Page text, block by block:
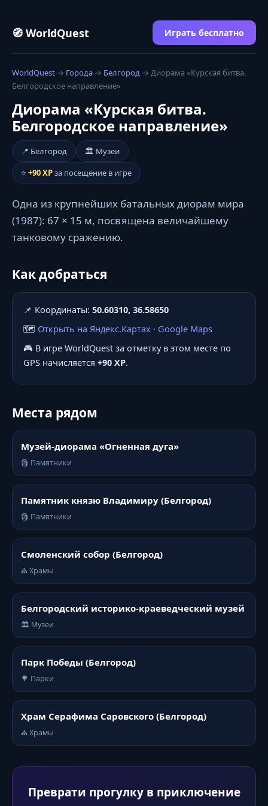
🧭 WorldQuest Играть бесплатно
WorldQuest → Города → Белгород → Диорама «Курская битва.
Белгородское направление»
Диорама «Курская битва.
Белгородское направление»
📍 Белгород
🏛️ Музеи
⭐ +90 XPза посещение в игре
Одна из крупнейших батальных диорам мира
(1987): 67 × 15 м, посвящена величайшему
танковому сражению.
Как добраться
📌 Координаты: 50.60310, 36.58650
🗺️ Открыть на Яндекс.Картах · Google Maps
🎮 В игре WorldQuest за отметку в этом месте по
GPS начисляется +90 XP.
Места рядом
Музей-диорама «Огненная дуга»
🗿 Памятники
Памятник князю Владимиру (Белгород)
🗿 Памятники
Смоленский собор (Белгород)
⛪ Храмы
Белгородский историко-краеведческий музей
🏛️ Музеи
Парк Победы (Белгород)
🌳 Парки
Храм Серафима Саровского (Белгород)
⛪ Храмы
Преврати прогулку в приключение